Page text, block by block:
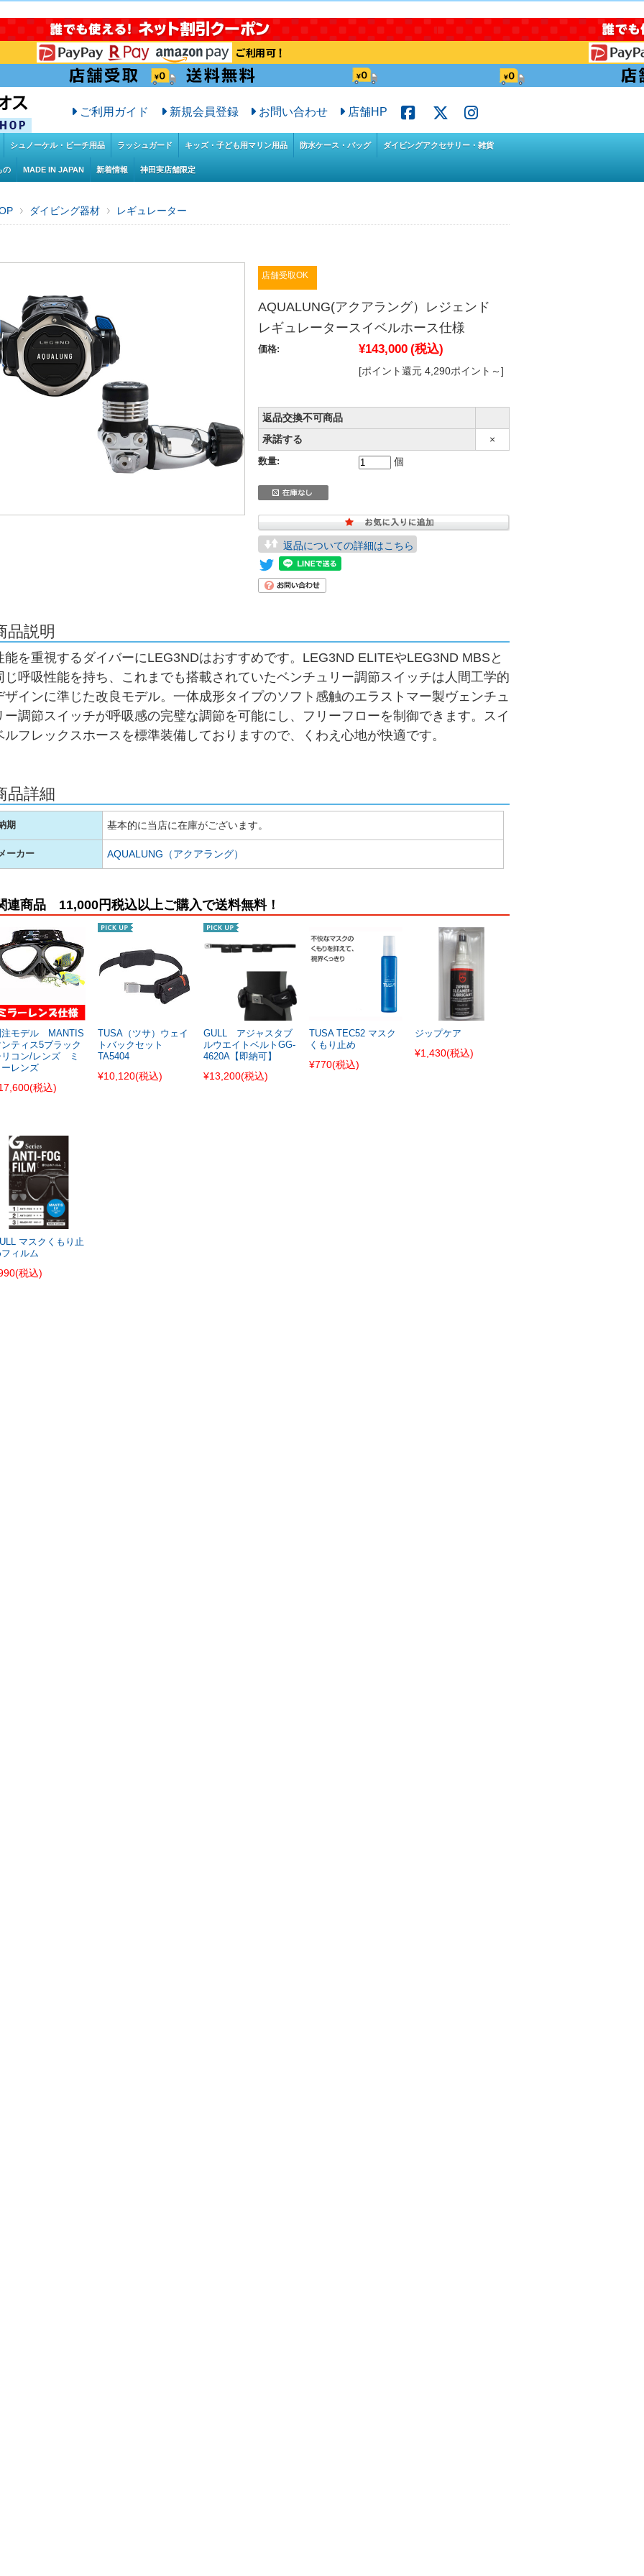
ご利用ガイド 新規会員登録 お問い合わせ 店舗HP
シュノーケル・ビーチ用品 ラッシュガード キッズ・子ども用マリン用品 防水ケース・バッグ ダイビングアクセサリー・雑貨
の MADE IN JAPAN 新着情報 神田実店舗限定
ダイビング器材 レギュレーター
店舗受取OK
AQUALUNG(アクアラング）レジェンド
レギュレータースイベルホース仕様
価格: ¥143,000 (税込)
[ポイント還元 4,290ポイント～]
返品交換不可商品
承諾する
×
数量: 個
返品についての詳細はこちら
品説明
能を重視するダイバーにLEG3NDはおすすめです。LEG3ND ELITEやLEG3ND MBSと
じ呼吸性能を持ち、これまでも搭載されていたベンチュリー調節スイッチは人間工学的
ザインに準じた改良モデル。一体成形タイプのソフト感触のエラストマー製ヴェンチュ
ー調節スイッチが呼吸感の完璧な調節を可能にし、フリーフローを制御できます。スイ
ルフレックスホースを標準装備しておりますので、くわえ心地が快適です。
品詳細
期 基本的に当店に在庫がございます。
ーカー AQUALUNG（アクアラング）
連商品 11,000円税込以上ご購入で送料無料！
注モデル MANTIS
ティス5ブラック
リコン/レンズ ミ
ーレンズ
(税込)
TUSA（ツサ）ウェイ
トバックセット
TA5404
¥10,120(税込)
GULL アジャスタブ
ルウエイトベルトGG-
4620A【即納可】
¥13,200(税込)
TUSA TEC52 マスク
くもり止め
¥770(税込)
ジップケア
¥1,430(税込)
マスクくもり止
ィルム
(税込)